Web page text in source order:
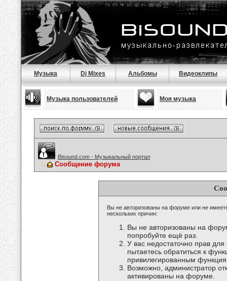
Музыка Dj Mixes Альбомы Видеоклипы
Музыка пользователей Моя музыка
Bisound.com - Музыкальный портал
Сообщение форума
Вы не авторизованы на форуме или не
нескольких причин:
Вы не авторизованы на
попробуйте ещё раз.
У вас недостаточно прав
пытаетесь обратиться к
привилегированным
Возможно, администратор
активированы на форуме.